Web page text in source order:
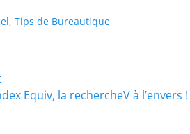
, Tips de Bureautique
Equiv, la rechercheV à l’envers !